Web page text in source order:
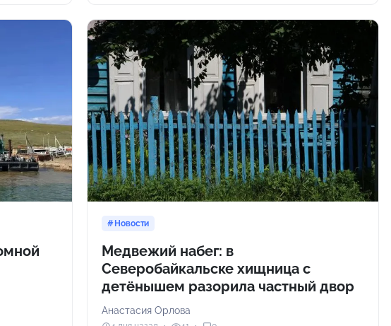
Новости
Медвежий набег: в
Северобайкальске хищница с
детёнышем разорила частный двор
Анастасия Орлова